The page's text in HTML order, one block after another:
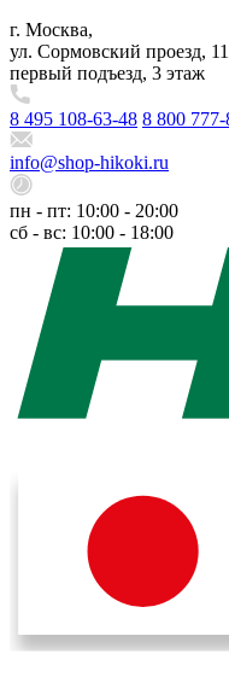
г. Москва,
ул. Сормовский проезд,
первый подъезд, 3 этаж
8 495 108-63-48 8 800
info@shop-hikoki.ru
пн - пт: 10:00 - 20:00
сб - вс: 10:00 - 18:00